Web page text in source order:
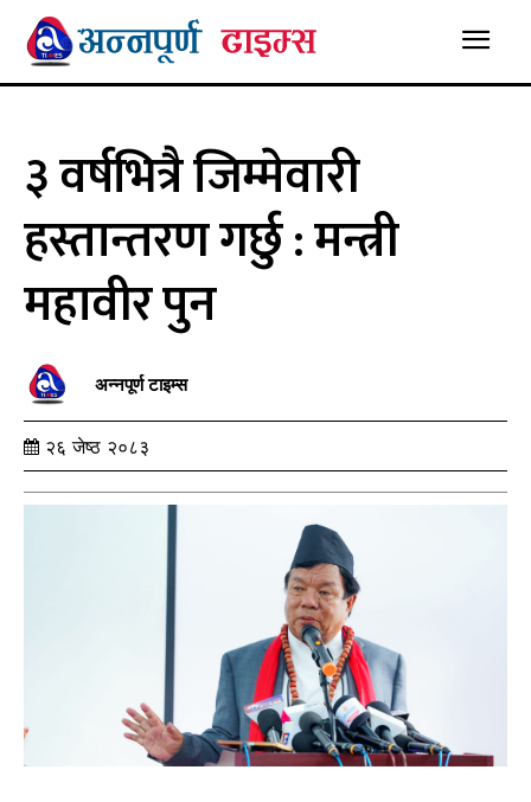
३ वर्षभित्रै जिम्मेवारी
हस्तान्तरण गर्छु : मन्त्री
महावीर पुन
अन्नपूर्ण टाइम्स
२६ जेष्ठ २०८३